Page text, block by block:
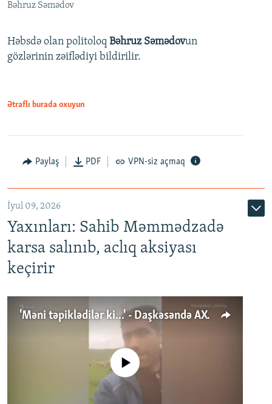
Bəhruz Səmədov
Həbsdə olan politoloq Bəhruz Səmədovun
gözlərinin zəiflədiyi bildirilir.
Ətraflı burada oxuyun
Paylaş PDF VPN-siz açmaq
İyul 09, 2026
Yaxınları: Sahib Məmmədzadə
karsa salınıb, aclıq aksiyası
keçirir
'Məni təpiklədilər ki...' - Daşkəsəndə AXCP fəalının yaxınları onun həbsinə etiraz edirlər
No media source currently available